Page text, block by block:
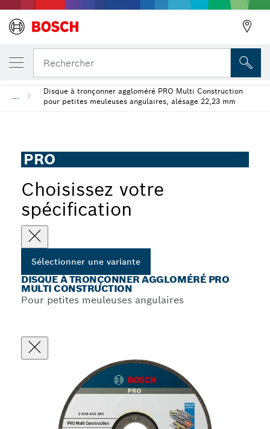
Rechercher
...
Disque à tronçonner aggloméré PRO Multi Construction
pour petites meuleuses angulaires, alésage 22,23 mm
PRO
Choisissez votre
spécification
Sélectionner une variante
DISQUE À TRONÇONNER AGGLOMÉRÉ PRO
MULTI CONSTRUCTION
Pour petites meuleuses angulaires
VOTRE VARIANTE SÉLECTIONNÉE
Disque à tronçonner aggloméré PRO